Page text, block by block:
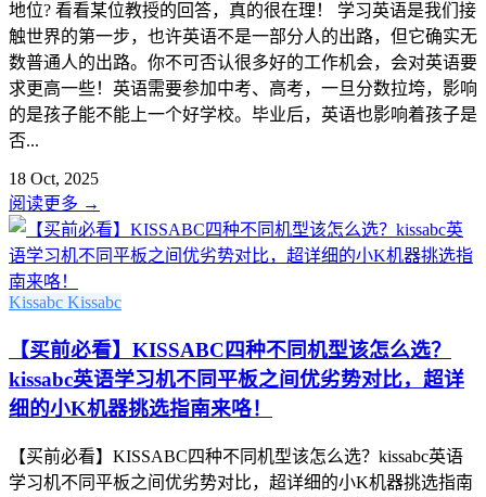
地位? 看看某位教授的回答，真的很在理！ 学习英语是我们接
触世界的第一步，也许英语不是一部分人的出路，但它确实无
数普通人的出路。你不可否认很多好的工作机会，会对英语要
求更高一些！英语需要参加中考、高考，一旦分数拉垮，影响
的是孩子能不能上一个好学校。毕业后，英语也影响着孩子是
否...
18 Oct, 2025
阅读更多 →
Kissabc Kissabc
【买前必看】KISSABC四种不同机型该怎么选？
kissabc英语学习机不同平板之间优劣势对比，超详
细的小K机器挑选指南来咯！
【买前必看】KISSABC四种不同机型该怎么选？kissabc英语
学习机不同平板之间优劣势对比，超详细的小K机器挑选指南